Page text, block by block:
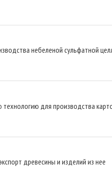
небеленой сульфатной
для производства
древесины и изделий из нее